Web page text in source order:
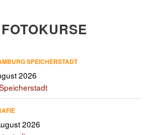
SPEICHERSTADT
2026
2026